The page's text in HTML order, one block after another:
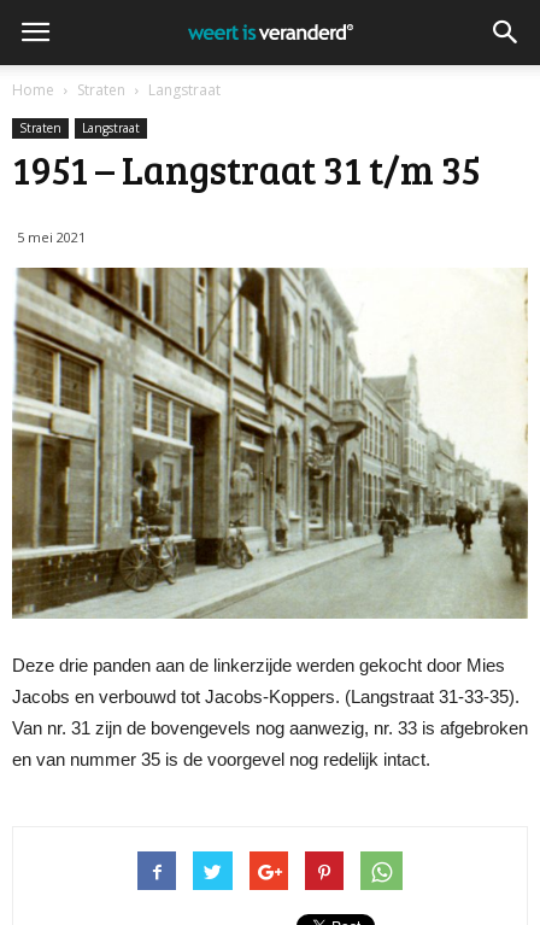
Home Straten Langstraat
Straten Langstraat
1951 – Langstraat 31 t/m 35
5 mei 2021
Deze drie panden aan de linkerzijde werden gekocht door Mies
Jacobs en verbouwd tot Jacobs-Koppers. (Langstraat 31-33-35).
Van nr. 31 zijn de bovengevels nog aanwezig, nr. 33 is afgebroken
en van nummer 35 is de voorgevel nog redelijk intact.